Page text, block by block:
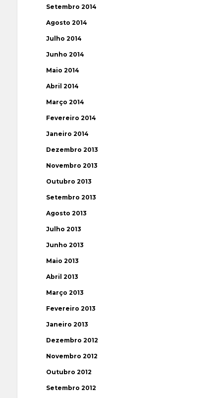
Setembro 2014
Agosto 2014
Julho 2014
Junho 2014
Maio 2014
Abril 2014
Março 2014
Fevereiro 2014
Janeiro 2014
Dezembro 2013
Novembro 2013
Outubro 2013
Setembro 2013
Agosto 2013
Julho 2013
Junho 2013
Maio 2013
Abril 2013
Março 2013
Fevereiro 2013
Janeiro 2013
Dezembro 2012
Novembro 2012
Outubro 2012
Setembro 2012